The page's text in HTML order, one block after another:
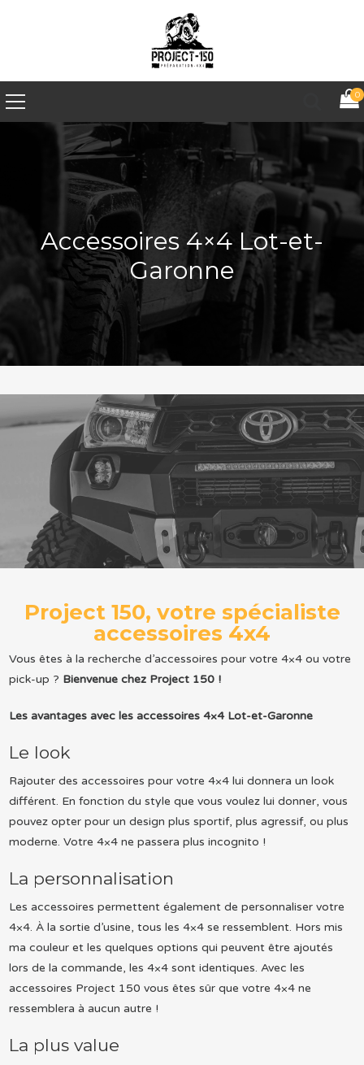
0
Accessoires 4×4 Lot-et-
Garonne
Project 150, votre spécialiste
accessoires 4x4
Vous êtes à la recherche d’accessoires pour votre 4×4 ou votre
pick-up ? Bienvenue chez Project 150 !
Les avantages avec les accessoires 4×4 Lot-et-Garonne
Le look
Rajouter des accessoires pour votre 4×4 lui donnera un look
différent. En fonction du style que vous voulez lui donner, vous
pouvez opter pour un design plus sportif, plus agressif, ou plus
moderne. Votre 4×4 ne passera plus incognito !
La personnalisation
Les accessoires permettent également de personnaliser votre
4×4. À la sortie d’usine, tous les 4×4 se ressemblent. Hors mis
ma couleur et les quelques options qui peuvent être ajoutés
lors de la commande, les 4×4 sont identiques. Avec les
accessoires Project 150 vous êtes sûr que votre 4×4 ne
ressemblera à aucun autre !
La plus value